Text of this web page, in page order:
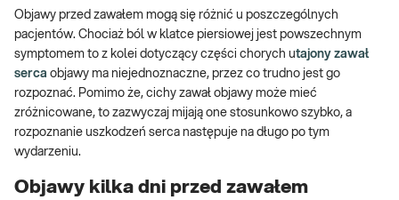
Objawy przed zawałem mogą się różnić u poszczególnych
pacjentów. Chociaż ból w klatce piersiowej jest powszechnym
symptomem to z kolei dotyczący części chorych utajony zawał
serca objawy ma niejednoznaczne, przez co trudno jest go
rozpoznać. Pomimo że, cichy zawał objawy może mieć
zróżnicowane, to zazwyczaj mijają one stosunkowo szybko, a
rozpoznanie uszkodzeń serca następuje na długo po tym
wydarzeniu.
Objawy kilka dni przed zawałem